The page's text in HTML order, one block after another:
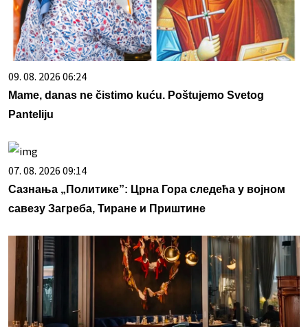
09. 08. 2026 06:24
Mame, danas ne čistimo kuću. Poštujemo Svetog
Panteliju
07. 08. 2026 09:14
Сазнања „Политике”: Црна Гора следећа у војном
савезу Загреба, Тиране и Приштине